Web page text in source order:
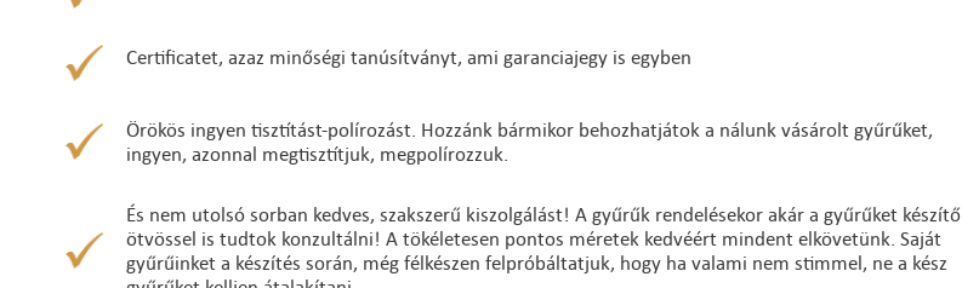
Certificatet, azaz minőségi tanúsítványt, ami garanciajegy is egyben
Örökös ingyen tisztítást-polírozást. Hozzánk bármikor behozhatjátok a nálunk vásárolt gyűrűket,
ingyen, azonnal megtisztítjuk, megpolírozzuk.
És nem utolsó sorban kedves, szakszerű kiszolgálást! A gyűrűk rendelésekor akár a gyűrűket készítő
ötvössel is tudtok konzultálni! A tökéletesen pontos méretek kedvéért mindent elkövetünk. Saját
gyűrűinket a készítés során, még félkészen felpróbáltatjuk, hogy ha valami nem stimmel, ne a kész